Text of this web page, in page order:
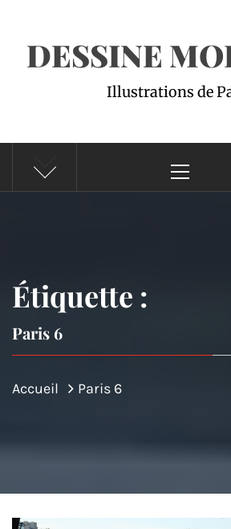
DESSINE
Illustrations de
principal
Étiquette :
Paris 6
Accueil Paris 6